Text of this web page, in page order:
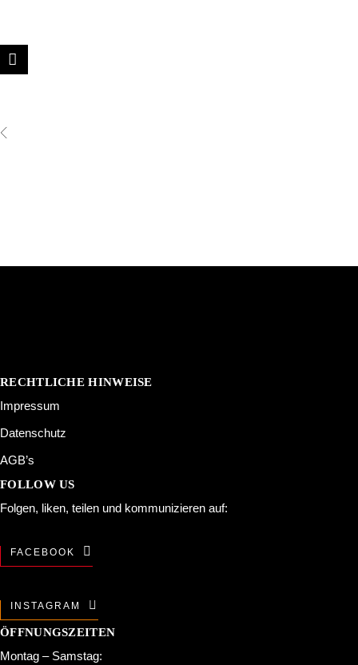
RECHTLICHE HINWEISE
Impressum
Datenschutz
AGB’s
FOLLOW US
Folgen, liken, teilen und kommunizieren auf:
FACEBOOK
INSTAGRAM
ÖFFNUNGSZEITEN
Montag – Samstag: